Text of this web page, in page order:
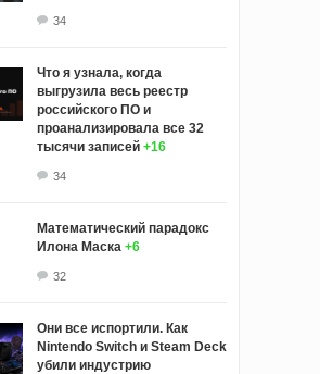
34
Что я узнала, когда
выгрузила весь реестр
российского ПО и
проанализировала все 32
тысячи записей +16
34
Математический парадокс
Илона Маска +6
32
Они все испортили. Как
Nintendo Switch и Steam Deck
убили индустрию